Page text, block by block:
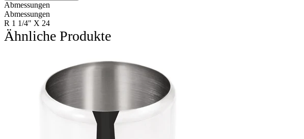
Abmessungen
Abmessungen
R 1 1/4" X 24
Ähnliche Produkte